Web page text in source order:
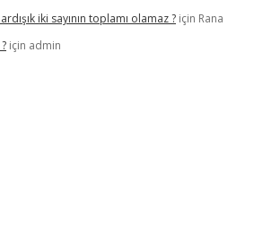
iki sayının toplamı olamaz ? için Rana
için admin